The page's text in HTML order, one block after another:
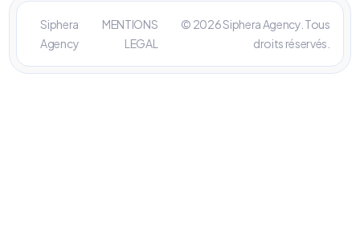
Siphera
Agency
MENTIONS
LEGAL
© 2026 Siphera Agency. Tous
droits réservés.